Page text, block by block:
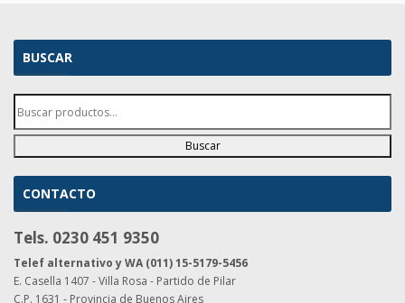
BUSCAR
Buscar
CONTACTO
Tels. 0230 451 9350
Telef alternativo y WA (011) 15-5179-5456
E. Casella 1407 - Villa Rosa - Partido de Pilar
C.P. 1631 - Provincia de Buenos Aires